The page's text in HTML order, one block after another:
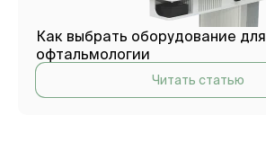
Как выбрать оборудование для
офтальмологии
Читать статью